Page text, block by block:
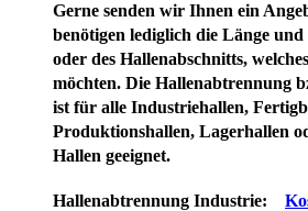
Gerne senden wir Ihnen ein
benötigen lediglich die Länge
oder des Hallenabschnitts,
möchten. Die Hallenabtrennung
ist für alle Industriehallen,
Produktionshallen, Lagerhallen
Hallen geeignet.
Hallenabtrennung Industrie: